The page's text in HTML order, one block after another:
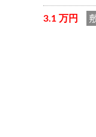
3.1 万円